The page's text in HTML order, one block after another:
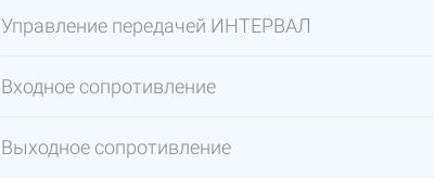
Управление передачей ИНТЕРВАЛ
Входное сопротивление
Выходное сопротивление